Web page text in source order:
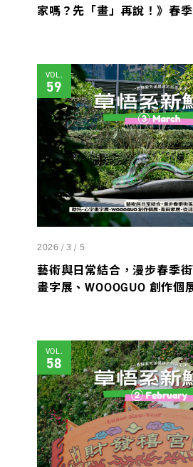
家嗎？先「畫」再說！》春
運中。
VOL.
59
2026 / 3 / 5
藝術與日常結合，漫步春季
畫字展、WOOOGUO 創作個
VOL.
58